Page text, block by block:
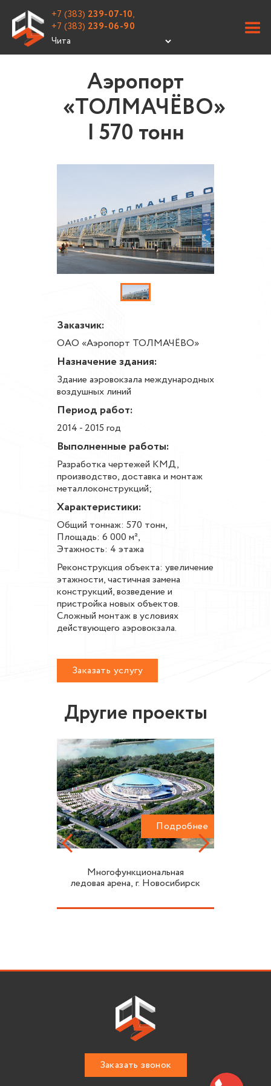
+7 (383) 239-07-10,
+7 (383) 239-06-90
Аэропорт
«ТОЛМАЧЁВО»
| 570 тонн
Заказчик:
ОАО «Аэропорт ТОЛМАЧЁВО»
Назначение здания:
Здание аэровокзала международных
воздушных линий
Период работ:
2014 - 2015 год
Выполненные работы:
Разработка чертежей КМД,
производство, доставка и монтаж
металлоконструкций;
Характеристики:
Общий тоннаж: 570 тонн,
Площадь: 6 000 м²,
Этажность: 4 этажа
Реконструкция объекта: увеличение
этажности, частичная замена
конструкций, возведение и
пристройка новых объектов.
Сложный монтаж в условиях
действующего аэровокзала.
Заказать услугу
Другие проекты
Многофункциональная
ледовая арена, г. Новосибирск
Подробнее
Заказать звонок